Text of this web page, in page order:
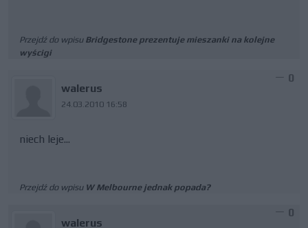
Przejdź do wpisu Bridgestone prezentuje mieszanki na kolejne
wyścigi
walerus
24.03.2010 16:58
0
niech leje...
Przejdź do wpisu W Melbourne jednak popada?
walerus
0